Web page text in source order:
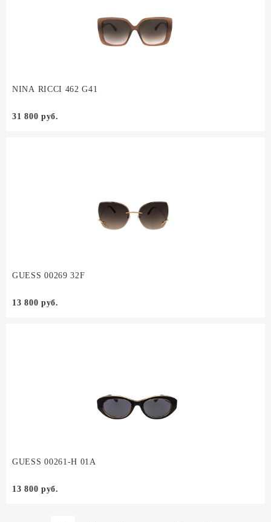
NINA RICCI 462 G41
31 800 руб.
GUESS 00269 32F
13 800 руб.
GUESS 00261-H 01A
13 800 руб.